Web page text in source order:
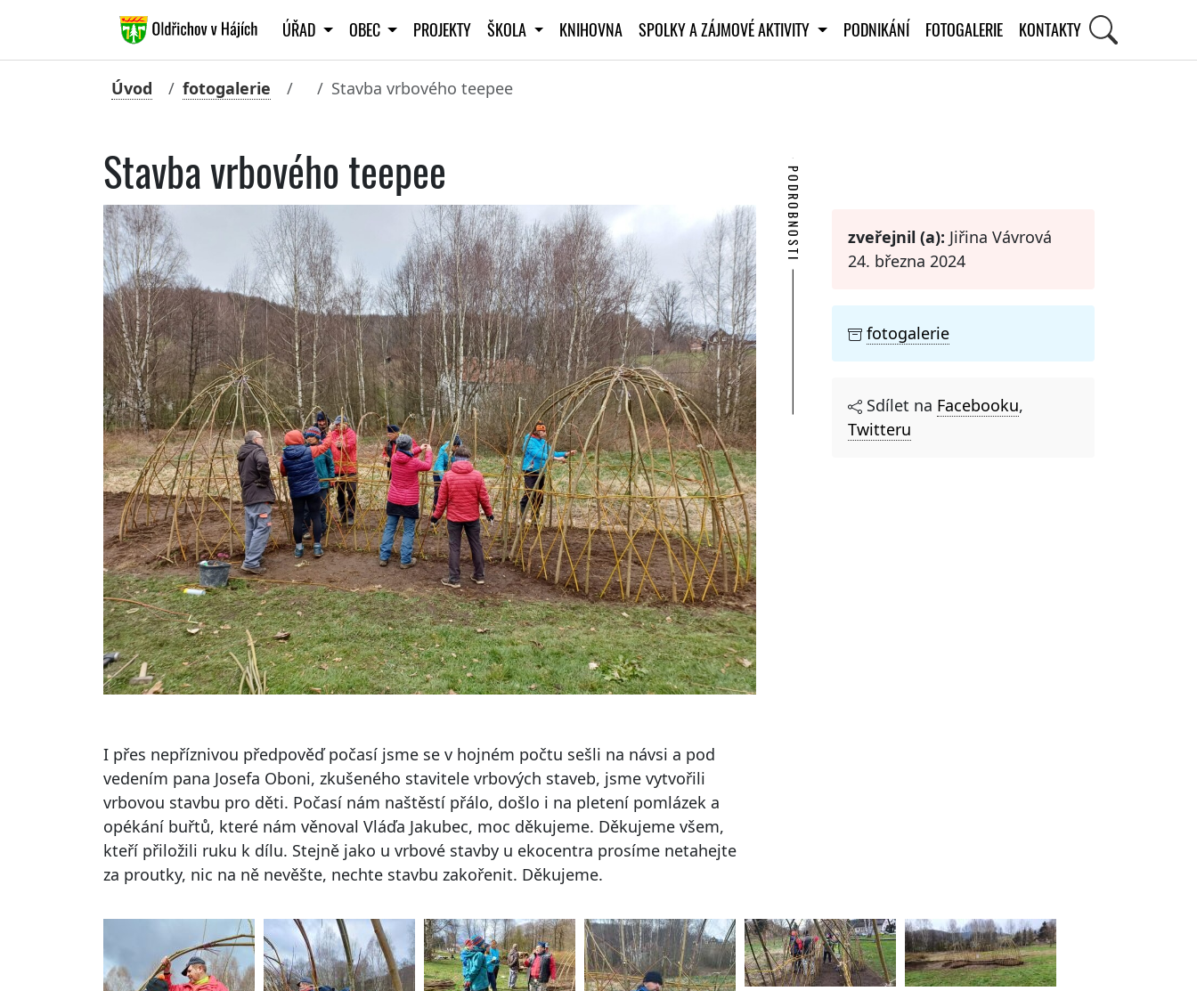
ÚŘAD OBEC PROJEKTY ŠKOLA KNIHOVNA SPOLKY A ZÁJMOVÉ AKTIVITY PODNIKÁNÍ FOTOGALERIE KONTAKTY
Úvod fotogalerie Stavba vrbového teepee
Stavba vrbového teepee
I přes nepříznivou předpověď počasí jsme se v hojném počtu sešli na návsi a pod
vedením pana Josefa Oboni, zkušeného stavitele vrbových staveb, jsme vytvořili
vrbovou stavbu pro děti. Počasí nám naštěstí přálo, došlo i na pletení pomlázek a
opékání buřtů, které nám věnoval Vláďa Jakubec, moc děkujeme. Děkujeme všem,
kteří přiložili ruku k dílu. Stejně jako u vrbové stavby u ekocentra prosíme netahejte
za proutky, nic na ně nevěšte, nechte stavbu zakořenit. Děkujeme.
PODROBNOSTI zveřejnil (a): Jiřina Vávrová
24. března 2024
fotogalerie
Sdílet na Facebooku,
Twitteru